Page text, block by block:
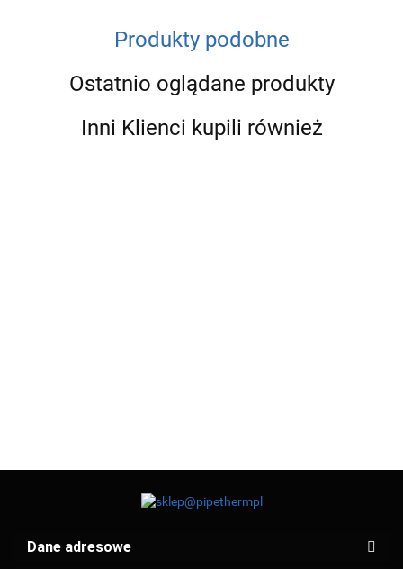
Produkty podobne
Ostatnio oglądane produkty
Inni Klienci kupili również
Dane adresowe